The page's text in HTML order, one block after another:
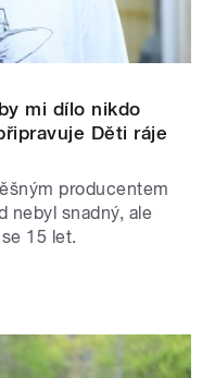
mi dílo nikdo
Děti ráje
producentem
nebyl snadný, ale
15 let.